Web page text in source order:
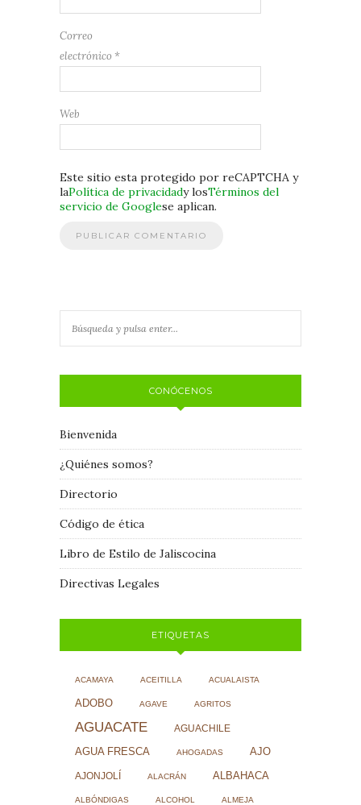
Correo
electrónico *
Web
Este sitio esta protegido por reCAPTCHA y
laPolítica de privacidady losTérminos del
servicio de Googlese aplican.
CONÓCENOS
Bienvenida
¿Quiénes somos?
Directorio
Código de ética
Libro de Estilo de Jaliscocina
Directivas Legales
ETIQUETAS
ACAMAYA ACEITILLA ACUALAISTA
ADOBO AGAVE AGRITOS
AGUACATE AGUACHILE
AGUA FRESCA AHOGADAS AJO
AJONJOLÍ ALACRÁN ALBAHACA
ALBÓNDIGAS ALCOHOL ALMEJA